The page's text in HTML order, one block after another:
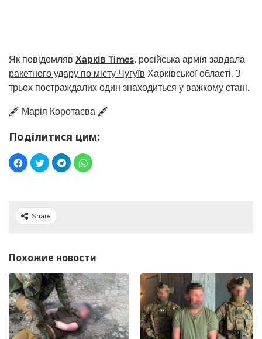
Як повідомляв Харків Times, російська армія завдала
ракетного удару по місту Чугуїв Харківської області. З
трьох постраждалих один знаходиться у важкому стані.
🖋️ Марія Коротаєва 🖋️
Поділитися цим:
Share
Похожие новости